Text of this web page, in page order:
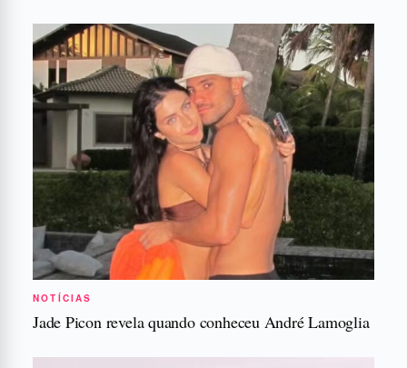
NOTÍCIAS
Jade Picon revela quando conheceu André Lamoglia